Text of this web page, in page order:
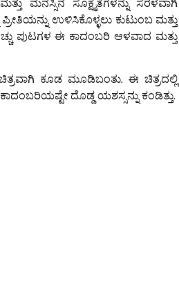
ಮನಸ್ಸಿನ ಸೂಕ್ಷ್ಮತೆಗಳನ್ನು ಸರಳವಾಗಿ
ಉಳಿಸಿಕೊಳ್ಳಲು ಕುಟುಂಬ ಮತ್ತು
ಪುಟಗಳ ಈ ಕಾದಂಬರಿ ಆಳವಾದ ಮತ್ತು
ಕೂಡ ಮೂಡಿಬಂತು. ಈ ಚಿತ್ರದಲ್ಲಿ
ದೊಡ್ಡ ಯಶಸ್ಸನ್ನು ಕಂಡಿತ್ತು.